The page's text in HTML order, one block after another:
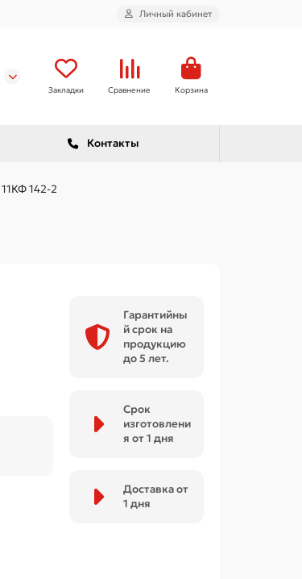
Личный кабинет
Закладки Сравнение Корзина
Контакты
11КФ 142-2
Гарантийны
й срок на
продукцию
до 5 лет.
Срок
изготовлени
я от 1 дня
Доставка от
1 дня